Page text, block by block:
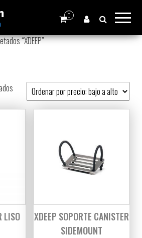
0
“XDEEP”
Ordenado por precio: bajo a alto
LISO
XDEEP SOPORTE CANISTER
SIDEMOUNT